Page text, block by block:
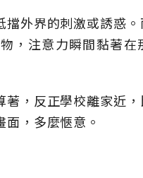
外界的刺激或誘惑
，注意力瞬間黏著在
，反正學校離家近
，多麼愜意。